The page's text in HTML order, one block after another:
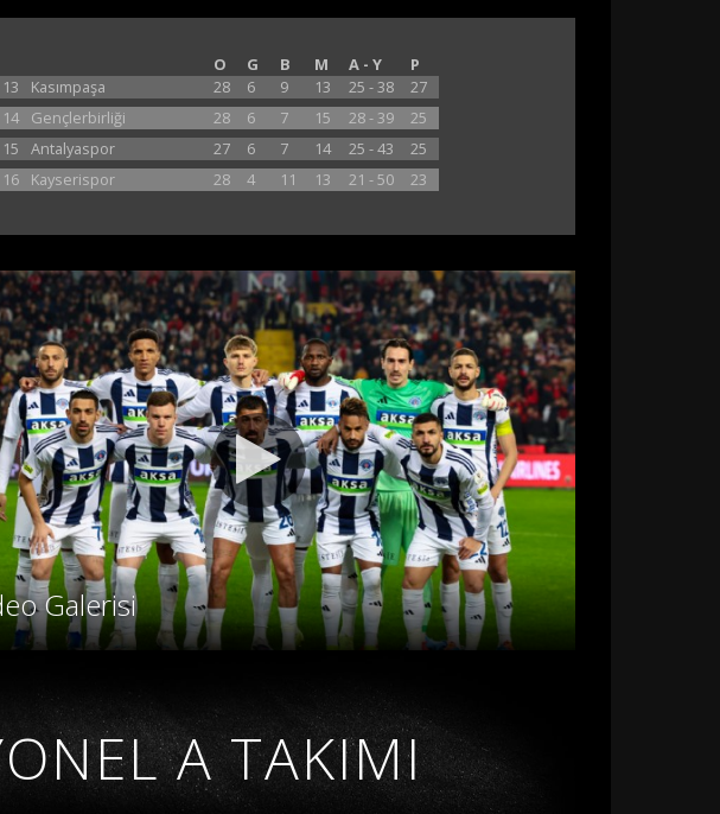
O G B M A - Y
P
13
Kasımpaşa 28 6 9 13 25 - 38
27
14
Gençlerbirliği 28 6 7 15 28 - 39
25
15
Antalyaspor 27 6 7 14 25 - 43
25
16
Kayserispor 28 4 11 13 21 - 50 23
Galerisi
A TAKIMI